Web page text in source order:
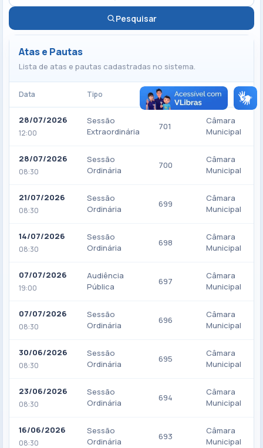
Pesquisar
Atas e Pautas
Lista de atas e pautas cadastradas no sistema.
Data Tipo Número Local
28/07/2026
12:00
Sessão
Extraordinária
701
Câmara
Municipal
28/07/2026
08:30
Sessão
Ordinária
700
Câmara
Municipal
21/07/2026
08:30
Sessão
Ordinária
699
Câmara
Municipal
14/07/2026
08:30
Sessão
Ordinária
698
Câmara
Municipal
07/07/2026
19:00
Audiência
Pública
697
Câmara
Municipal
07/07/2026
08:30
Sessão
Ordinária
696
Câmara
Municipal
30/06/2026
08:30
Sessão
Ordinária
695
Câmara
Municipal
23/06/2026
08:30
Sessão
Ordinária
694
Câmara
Municipal
16/06/2026
08:30
Sessão
Ordinária
693
Câmara
Municipal